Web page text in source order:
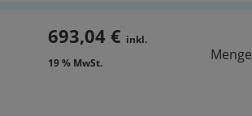
693,04 € inkl.
19 % MwSt.
Menge